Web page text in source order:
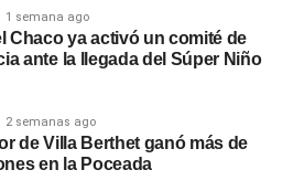
1 semana ago
Chaco ya activó un comité de
ante la llegada del Súper Niño
2 semanas ago
de Villa Berthet ganó más de
en la Poceada